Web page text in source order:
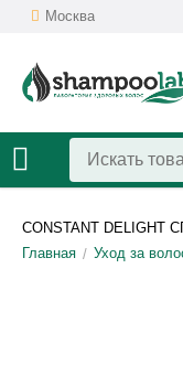
Москва
CONSTANT
Главная / Уход за